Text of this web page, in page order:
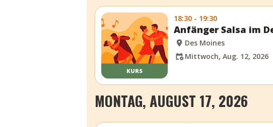
KURS
18:30 - 19:30
Anfänger Salsa im
Des Moines
Mittwoch, Aug. 12, 2026
MONTAG, AUGUST 17, 2026